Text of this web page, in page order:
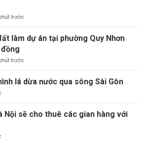
trước
làm dự án tại phường Quy Nhơn
trước
lá dừa nước qua sông Sài Gòn
Nội sẽ cho thuê các gian hàng với